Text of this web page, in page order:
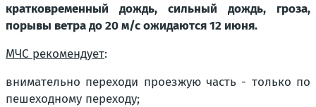
кратковременный дождь, сильный дождь, гроза,
порывы ветра до 20 м/с ожидаются 12 июня.
МЧС рекомендует:
внимательно переходи проезжую часть - только по
пешеходному переходу;